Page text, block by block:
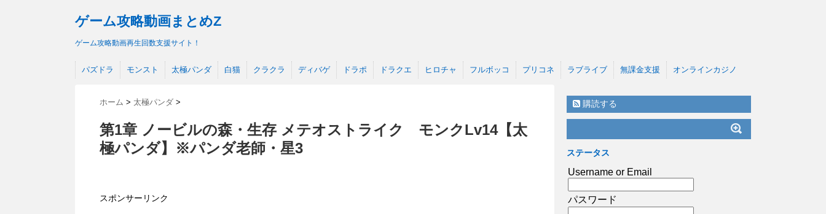
ゲーム攻略動画まとめZ
ゲーム攻略動画再生回数支援サイト！
パズドラ モンスト 太極パンダ 白猫 クラクラ ディバゲ ドラポ ドラクエ ヒロチャ フルボッコ プリコネ ラブライブ 無課金支援 オンラインカジノ
ホーム > 太極パンダ >
第1章 ノービルの森・生存 メテオストライク モンクLv14【太
極パンダ】※パンダ老師・星3
スポンサーリンク
購読する
ステータス
Username or Email
パスワード